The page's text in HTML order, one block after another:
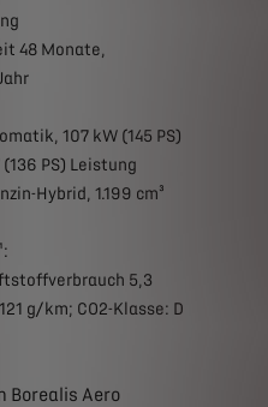
48 Monate,
107 kW (145 PS)
PS) Leistung
Hybrid, 1.199 cm³
5,3
g/km; CO2-Klasse: D
Borealis Aero